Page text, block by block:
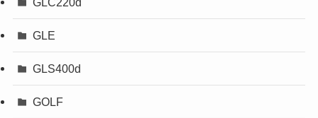
GLE
GLS400d
GOLF